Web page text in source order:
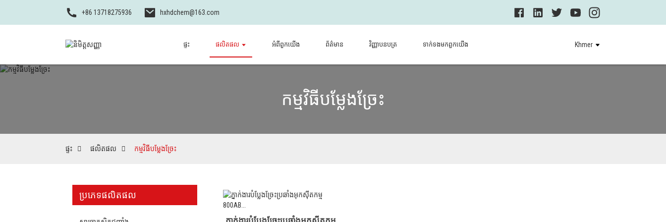
+86 13718275936 hxhdchem@163.com
ផ្ទះ ផលិតផល អំពី​ពួក​យើង ព័ត៌មាន វិញ្ញាបនបត្រ ទាក់ទង​មក​ពួក​យើង Khmer
កម្មវិធីបម្លែងច្រែះ
ផ្ទះ ផលិតផល កម្មវិធីបម្លែងច្រែះ
ប្រភេទផលិតផល